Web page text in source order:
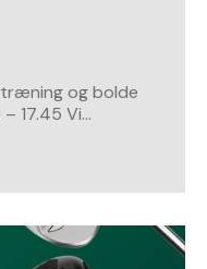
og bolde
17.45 Vi…